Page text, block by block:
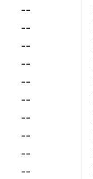
--
--
--
--
--
--
--
--
--
--